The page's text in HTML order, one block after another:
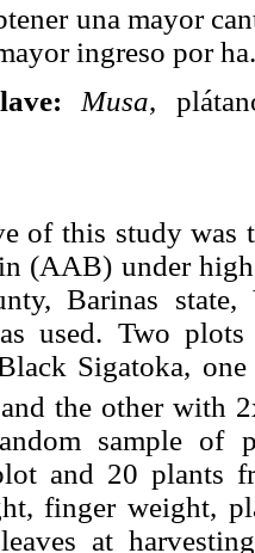
una mayor
ingreso por ha.
Musa,
of this study was
(AAB) under
Barinas
used. Two
Sigatoka,
the other with
sample of
and 20 plants
finger weight,
at